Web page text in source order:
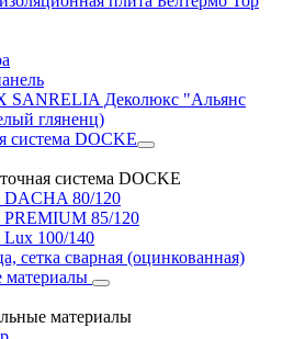
SANRELIA Деколюкс "Альянс
гляненц)
система DOCKE
система DOCKE
DACHA 80/120
PREMIUM 85/120
Luх 100/140
сетка сварная (оцинкованная)
материалы
материалы